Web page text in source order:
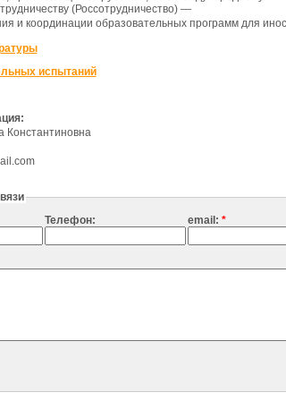
(Россотрудничество) —
и координации образовательных программ для
испытаний
Константиновна
Телефон: email: *